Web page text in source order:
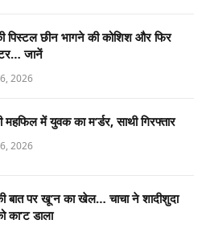
पिस्टल छीन भागने की कोशिश और फिर
जानें
2026
महफिल में युवक का म’र्डर, साथी गिरफ्तार
2026
बात पर खू’न का खेल… चाचा ने शादीशुदा
का’ट डाला